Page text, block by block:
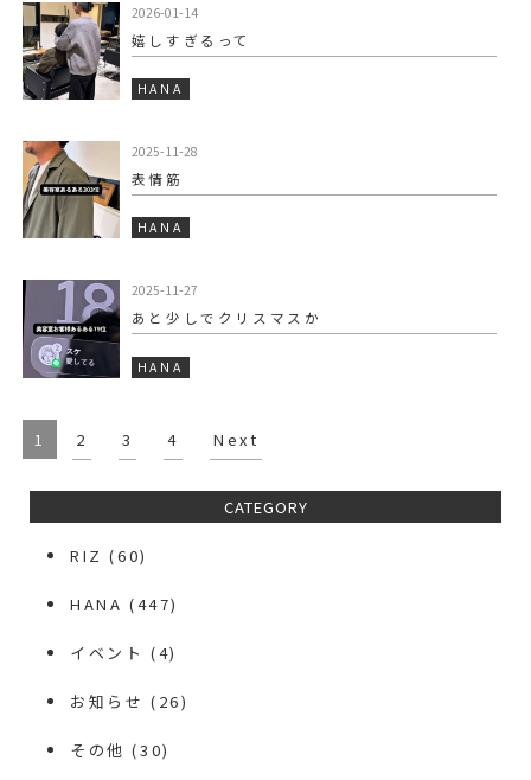
2026-01-14
嬉しすぎるって
HANA
2025-11-28
表情筋
HANA
2025-11-27
あと少しでクリスマスか
HANA
1 2 3 4 Next
CATEGORY
RIZ (60)
HANA (447)
イベント (4)
お知らせ (26)
その他 (30)